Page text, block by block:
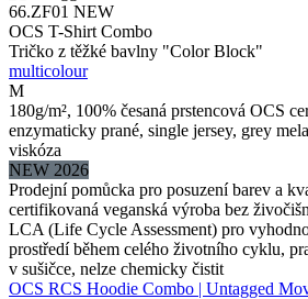
66.ZF01 NEW
OCS T-Shirt Combo
Tričko z těžké bavlny "Color Block"
multicolour
M
180g/m², 100% česaná prstencová OCS
enzymaticky prané, single jersey, grey
viskóza
NEW 2026
Prodejní pomůcka pro posuzení barev a
certifikovaná veganská výroba bez
LCA (Life Cycle Assessment) pro
prostředí během celého životního cyklu,
v sušičce, nelze chemicky čistit
OCS RCS Hoodie Combo | Untagged